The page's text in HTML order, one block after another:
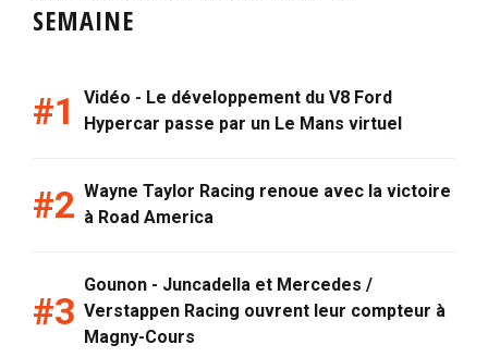
SEMAINE
Vidéo - Le développement du V8 Ford
Hypercar passe par un Le Mans virtuel
Wayne Taylor Racing renoue avec la victoire
à Road America
Gounon - Juncadella et Mercedes /
Verstappen Racing ouvrent leur compteur à
Magny-Cours